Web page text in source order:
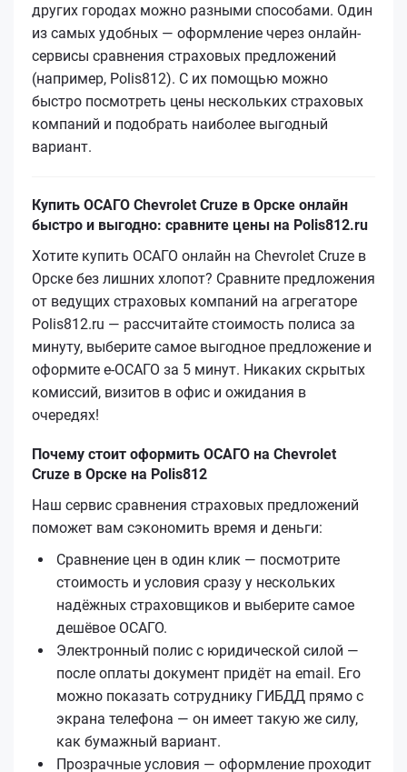
других городах можно разными способами. Один
из самых удобных — оформление через онлайн-
сервисы сравнения страховых предложений
(например, Polis812). С их помощью можно
быстро посмотреть цены нескольких страховых
компаний и подобрать наиболее выгодный
вариант.
Купить ОСАГО Chevrolet Cruze в Орске онлайн
быстро и выгодно: сравните цены на Polis812.ru
Хотите купить ОСАГО онлайн на Chevrolet Cruze в
Орске без лишних хлопот? Сравните предложения
от ведущих страховых компаний на агрегаторе
Polis812.ru — рассчитайте стоимость полиса за
минуту, выберите самое выгодное предложение и
оформите е‑ОСАГО за 5 минут. Никаких скрытых
комиссий, визитов в офис и ожидания в
очередях!
Почему стоит оформить ОСАГО на Chevrolet
Cruze в Орске на Polis812
Наш сервис сравнения страховых предложений
поможет вам сэкономить время и деньги:
Сравнение цен в один клик — посмотрите
стоимость и условия сразу у нескольких
надёжных страховщиков и выберите самое
дешёвое ОСАГО.
Электронный полис с юридической силой —
после оплаты документ придёт на email. Его
можно показать сотруднику ГИБДД прямо с
экрана телефона — он имеет такую же силу,
как бумажный вариант.
Прозрачные условия — оформление проходит